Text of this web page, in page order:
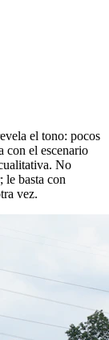
el tono: pocos
con el escenario
No
le basta con
vez.